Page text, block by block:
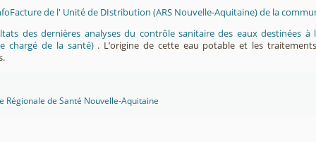
de l' Unité de DIstribution (ARS Nouvelle-Aquitaine) de la
des dernières analyses du contrôle sanitaire des eaux destinées
chargé de la santé) . L’origine de cette eau potable et les
Régionale de Santé Nouvelle-Aquitaine